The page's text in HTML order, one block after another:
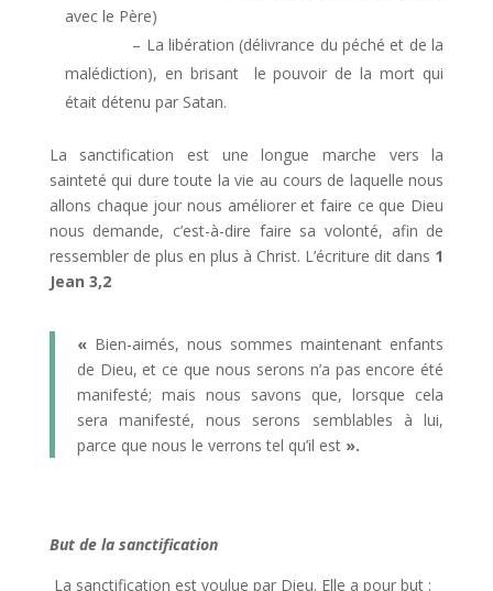
avec le Père)
– La libération (délivrance du péché et de la
malédiction), en brisant le pouvoir de la mort qui
était détenu par Satan.
La sanctification est une longue marche vers la
sainteté qui dure toute la vie au cours de laquelle nous
allons chaque jour nous améliorer et faire ce que Dieu
nous demande, c’est-à-dire faire sa volonté, afin de
ressembler de plus en plus à Christ. L’écriture dit dans 1
Jean 3,2
« Bien-aimés, nous sommes maintenant enfants
de Dieu, et ce que nous serons n’a pas encore été
manifesté; mais nous savons que, lorsque cela
sera manifesté, nous serons semblables à lui,
parce que nous le verrons tel qu’il est».
But de la sanctification
La sanctification est voulue par Dieu. Elle a pour but :